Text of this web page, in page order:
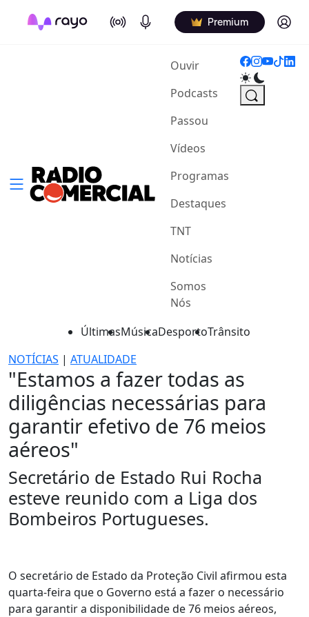
On Air Podcasts Premium Log in
Ouvir(current)
Podcasts
Passou
Vídeos
Programas
Destaques
TNT
Notícias
Somos
Nós
ÚltimasMúsicaDesportoTrânsito
NOTÍCIAS | ATUALIDADE
"Estamos a fazer todas as
diligências necessárias para
garantir efetivo de 76 meios
aéreos"
Secretário de Estado Rui Rocha
esteve reunido com a Liga dos
Bombeiros Portugueses.
O secretário de Estado da Proteção Civil afirmou esta
quarta-feira que o Governo está a fazer o necessário
para garantir a disponibilidade de 76 meios aéreos,